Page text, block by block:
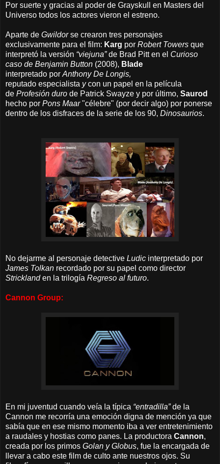
Por suerte y gracias al poder de Grayskull en Masters del
Universo todos los actores vieron el estreno.
Aparte de Gwildorse crearon tres personajes
exclusivamente para el film: Karg por Robert Towers que
interpretó la versión “viejuna”de Brad Pitt en el Curioso
caso de Benjamin Button (2008), Blade
interpretado por Anthony De Longis,
reputado especialista ycon un papel en la película
de Profesión duro de Patrick Swayze y por último, Saurod
hecho por Pons Maar"célebre" (por decir algo) por ponerse
dentro de los disfraces de la serie de los 90, Dinosaurios.
No dejarme al personaje detective Ludic interpretado por
James Tolkan recordado por su papel como director
Stricklanden la trilogía Regreso al futuro.
Cannon Group:
En mi juventud cuando veía la típica “entradilla”de la
Cannon me recorría una emoción digna de mención ya que
sabía que en ese mismo momento iba a ver entretenimiento
a raudales y hostias como panes. La productora Cannon,
creada por los primos Golan y Globus, fue la encargada de
llevar a cabo este film de culto ante nuestros ojos. Su